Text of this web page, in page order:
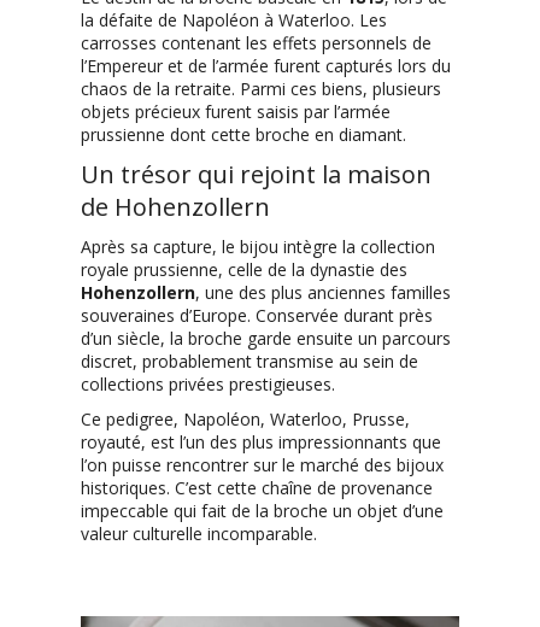
la défaite de Napoléon à Waterloo. Les
carrosses contenant les effets personnels de
l’Empereur et de l’armée furent capturés lors du
chaos de la retraite. Parmi ces biens, plusieurs
objets précieux furent saisis par l’armée
prussienne dont cette broche en diamant.
Un trésor qui rejoint la maison
de Hohenzollern
Après sa capture, le bijou intègre la collection
royale prussienne, celle de la dynastie des
Hohenzollern, une des plus anciennes familles
souveraines d’Europe. Conservée durant près
d’un siècle, la broche garde ensuite un parcours
discret, probablement transmise au sein de
collections privées prestigieuses.
Ce pedigree, Napoléon, Waterloo, Prusse,
royauté, est l’un des plus impressionnants que
l’on puisse rencontrer sur le marché des bijoux
historiques. C’est cette chaîne de provenance
impeccable qui fait de la broche un objet d’une
valeur culturelle incomparable.